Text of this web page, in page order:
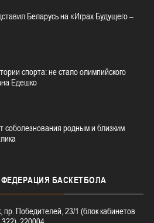
Беларусь на «Играх Будущего –
спорта: не стало олимпийского
Едешко
соболезнования родным и близким
ФЕДЕРАЦИЯ БАСКЕТБОЛА
пр. Победителей, 23/1 (блок кабинетов